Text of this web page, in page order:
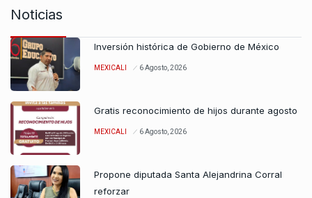
Noticias
Inversión histórica de Gobierno de México
MEXICALI 6 Agosto, 2026
Gratis reconocimiento de hijos durante agosto
MEXICALI 6 Agosto, 2026
Propone diputada Santa Alejandrina Corral
reforzar